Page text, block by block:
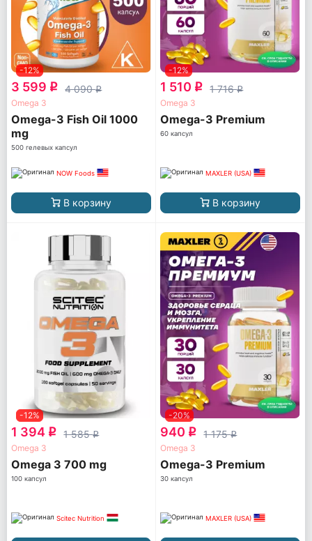
-12%
3 599 q 4 090q
Omega 3
Omega-3 Fish Oil 1000
mg
500 гелевых капсул
NOW Foods
В корзину
-12%
1 510 q 1 716q
Omega 3
Omega-3 Premium
60 капсул
MAXLER (USA)
В корзину
-12%
1 394 q 1 585q
Omega 3
Omega 3 700 mg
100 капсул
Scitec Nutrition
-20%
940 q 1 175q
Omega 3
Omega-3 Premium
30 капсул
MAXLER (USA)